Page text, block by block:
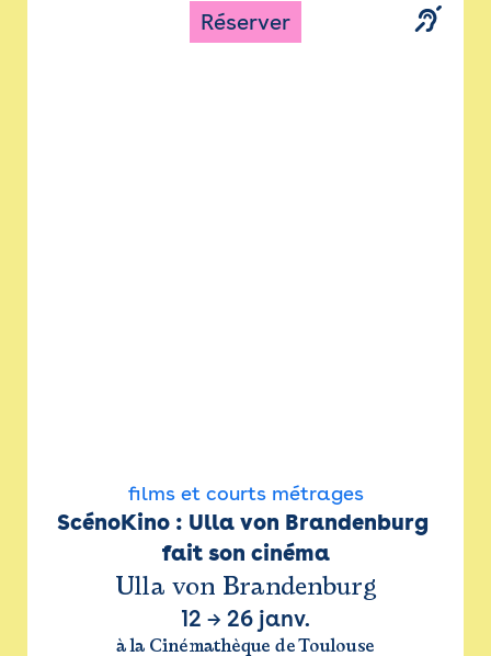
Réserver
films et courts métrages
ScénoKino : Ulla von Brandenburg
fait son cinéma
Ulla von Brandenburg
12 → 26 janv.
à la Cinémathèque de Toulouse